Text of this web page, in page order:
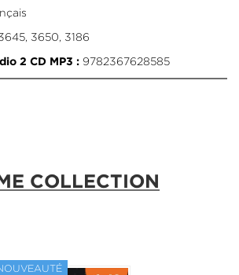
3650, 3186
2 CD MP3 :9782367628585
COLLECTION